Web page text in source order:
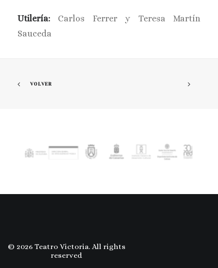
Utilería: Carlos Ferrer y Teresa Martín
Sauceda
VOLVER
© 2026 Teatro Victoria. All rights
reserved